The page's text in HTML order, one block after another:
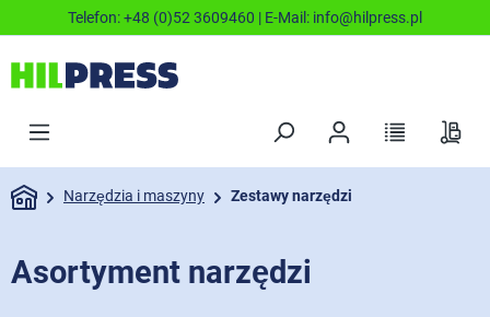
Telefon:+48 (0)52 3609460 | E-Mail: info@hilpress.pl
Narzędzia i maszyny Zestawy narzędzi
Asortyment narzędzi